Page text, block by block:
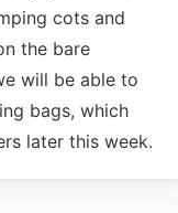
cots and
the bare
will be able to
bags, which
later this week.